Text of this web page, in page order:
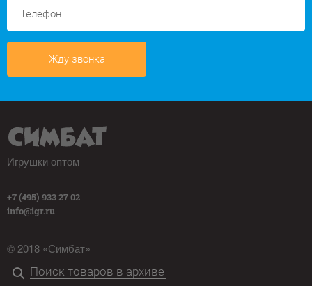
Жду звонка
Игрушки оптом
+7 (495) 933 27 02
info@igr.ru
© 2018 «Симбат»